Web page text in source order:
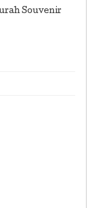
Souvenir